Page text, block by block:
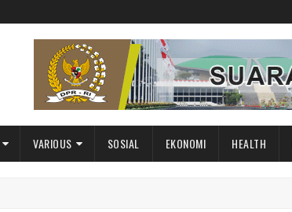
VARIOUS SOSIAL EKONOMI HEALTH